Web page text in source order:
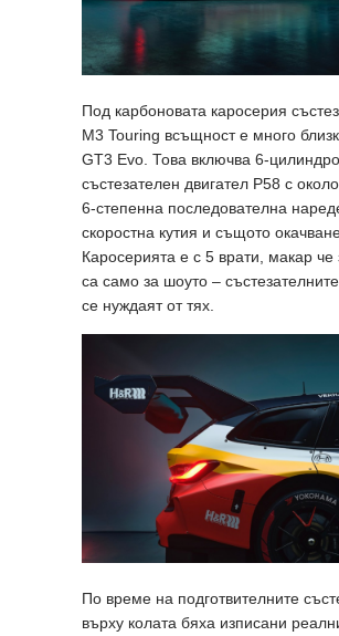
Под карбоновата каросерия
M3 Touring всъщност е много
GT3 Evo. Това включва 6-
състезателен двигател P58 с
6-степенна последователна
скоростна кутия и същото
Каросерията е с 5 врати, макар че
са само за шоуто –
се нуждаят от тях.
По време на подготвителните
върху колата бяха изписани